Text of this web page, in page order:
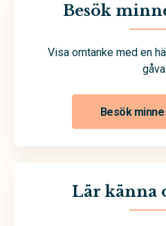
Besök
Visa omtanke med en
gåva.
Besök
Lär känna